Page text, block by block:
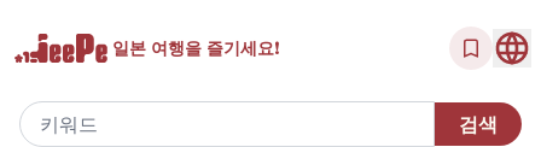
일본 여행을 즐기세요!